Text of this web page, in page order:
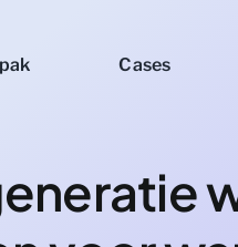
Cases